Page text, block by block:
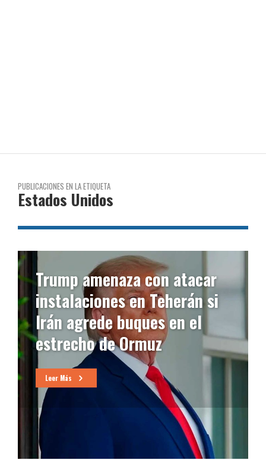
PUBLICACIONES EN LA ETIQUETA
Estados Unidos
Posponen reunión entre
Estados Unidos e Irán
prevista en Suiza para
negociar cese de
hostilidades